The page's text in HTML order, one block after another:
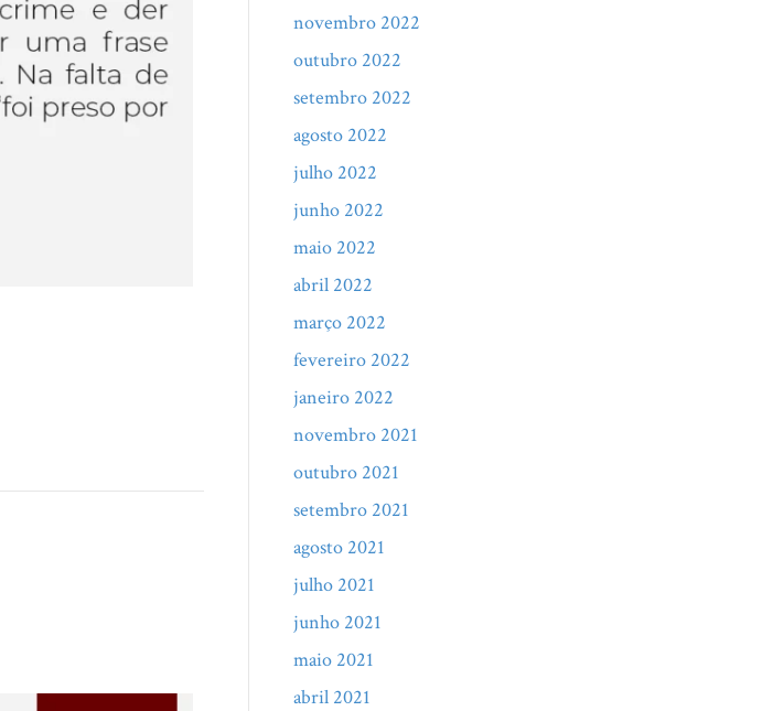
novembro 2022
outubro 2022
setembro 2022
agosto 2022
julho 2022
junho 2022
maio 2022
abril 2022
março 2022
fevereiro 2022
janeiro 2022
novembro 2021
outubro 2021
setembro 2021
agosto 2021
julho 2021
junho 2021
maio 2021
abril 2021